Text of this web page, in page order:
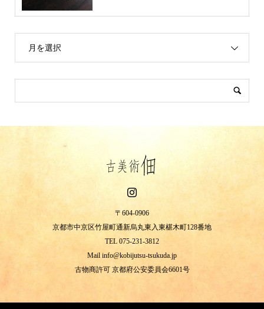
月を選択
〒604-0906
京都市中京区竹屋町通新烏丸東入東椹木町128番地
TEL 075-231-3812
Mail info@kobijutsu-tsukuda.jp
古物商許可 京都府公安委員会6601号